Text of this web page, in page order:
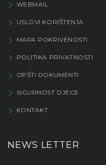
WEBMAIL
USLOVI KORIŠTENJA
MAPA POKRIVENOSTI
POLITIKA PRIVATNOSTI
OPŠTI DOKUMENTI
SIGURNOST DJECE
KONTAKT
NEWS LETTER